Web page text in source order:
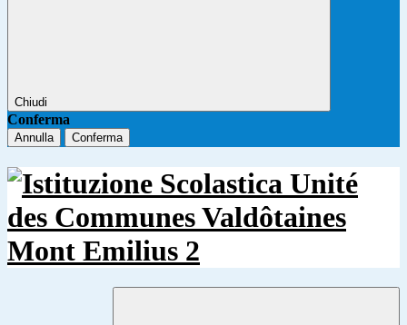
Chiudi
Conferma
Annulla Conferma